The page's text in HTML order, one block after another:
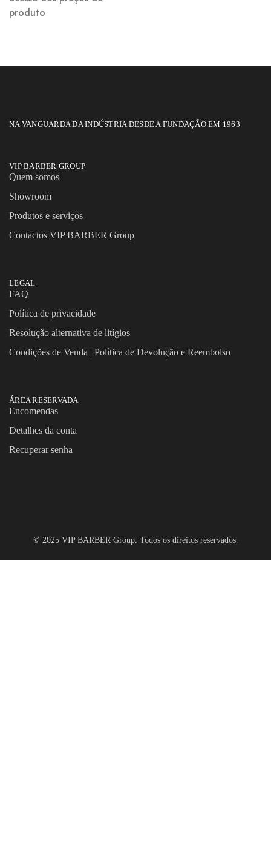
produto
NA VANGUARDA DA INDÚSTRIA DESDE A FUNDAÇÃO EM 1963
VIP BARBER GROUP
Quem somos
Showroom
Produtos e serviços
Contactos VIP BARBER Group
LEGAL
FAQ
Política de privacidade
Resolução alternativa de litígios
Condições de Venda | Política de Devolução e Reembolso
ÁREA RESERVADA
Encomendas
Detalhes da conta
Recuperar senha
© 2025 VIP BARBER Group. Todos os direitos reservados.